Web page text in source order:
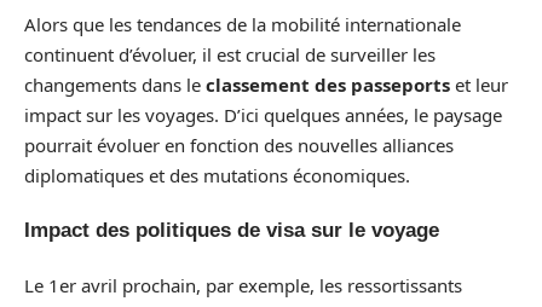
Alors que les tendances de la mobilité internationale
continuent d’évoluer, il est crucial de surveiller les
changements dans le classement des passeports et leur
impact sur les voyages. D’ici quelques années, le paysage
pourrait évoluer en fonction des nouvelles alliances
diplomatiques et des mutations économiques.
Impact des politiques de visa sur le voyage
Le 1er avril prochain, par exemple, les ressortissants